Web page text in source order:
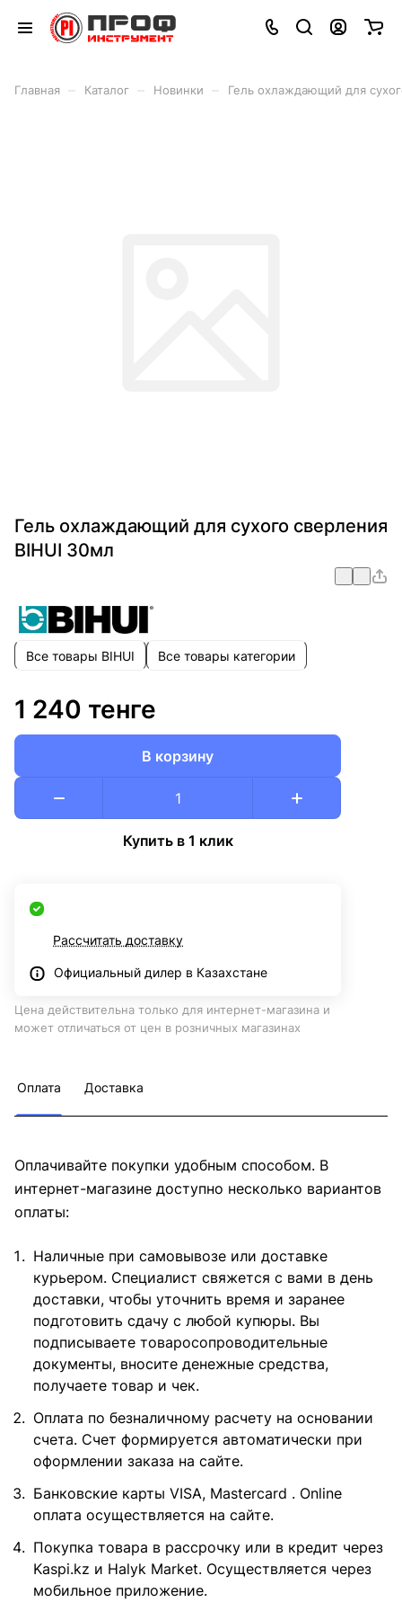
Главная Каталог Новинки Гель охлаждающий для
Гель охлаждающий для сухого сверления
BIHUI 30мл
Все товары BIHUI Все товары категории
1 240 тенге
В корзину
Купить в 1 клик
Рассчитать доставку
Официальный дилер в Казахстане
Цена действительна только для интернет-магазина и
может отличаться от цен в розничных магазинах
Оплата Доставка
Оплачивайте покупки удобным способом. В
интернет-магазине доступно несколько вариантов
оплаты:
Наличные при самовывозе или доставке
курьером. Специалист свяжется с вами в день
доставки, чтобы уточнить время и заранее
подготовить сдачу с любой купюры. Вы
подписываете товаросопроводительные
документы, вносите денежные средства,
получаете товар и чек.
Оплата по безналичному расчету на основании
счета. Счет формируется автоматически при
оформлении заказа на сайте.
Банковские карты VISA, Mastercard . Online
оплата осуществляется на сайте.
Покупка товара в рассрочку или в кредит через
Kaspi.kz и Halyk Market. Осуществляется через
мобильное приложение.